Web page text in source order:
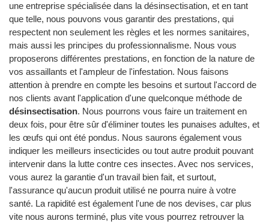
une entreprise spécialisée dans la désinsectisation, et en tant
que telle, nous pouvons vous garantir des prestations, qui
respectent non seulement les règles et les normes sanitaires,
mais aussi les principes du professionnalisme. Nous vous
proposerons différentes prestations, en fonction de la nature de
vos assaillants et l'ampleur de l'infestation. Nous faisons
attention à prendre en compte les besoins et surtout l'accord de
nos clients avant l'application d'une quelconque méthode de
désinsectisation. Nous pourrons vous faire un traitement en
deux fois, pour être sûr d'éliminer toutes les punaises adultes, et
les œufs qui ont été pondus. Nous saurons également vous
indiquer les meilleurs insecticides ou tout autre produit pouvant
intervenir dans la lutte contre ces insectes. Avec nos services,
vous aurez la garantie d'un travail bien fait, et surtout,
l'assurance qu'aucun produit utilisé ne pourra nuire à votre
santé. La rapidité est également l'une de nos devises, car plus
vite nous aurons terminé, plus vite vous pourrez retrouver la